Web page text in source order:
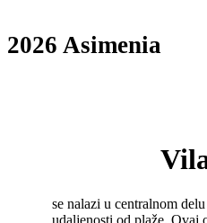
2026 Asimenia
se nalazi u centralnom
udaljenosti od plaže. Ovaj